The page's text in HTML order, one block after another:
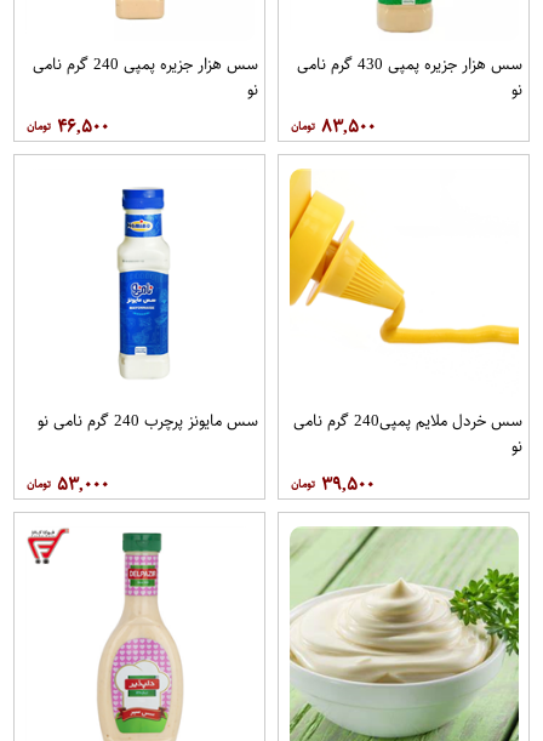
سس هزار جزیره پمپی 430 گرم نامی
نو
۸۳,۵۰۰
سس هزار جزیره پمپی 240 گرم نامی
نو
۴۶,۵۰۰
سس خردل ملایم پمپی240 گرم نامی
نو
۳۹,۵۰۰
سس مایونز پرچرب 240 گرم نامی نو
۵۳,۰۰۰